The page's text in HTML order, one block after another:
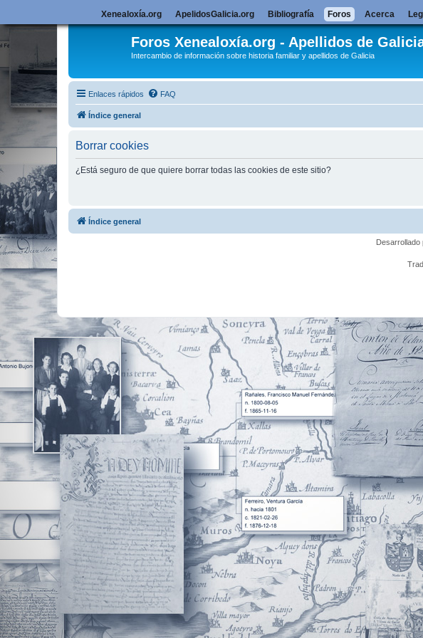
Foros Xenealoxía.org - Apellidos de
Intercambio de información sobre historia familiar y apellidos de Galicia
Enlaces rápidos FAQ
Índice general
Borrar cookies
¿Está seguro de que quiere borrar todas las cookies de este sitio?
Xenealoxía.org ApelidosGalicia.org Bibliografía Foros Acerca
Índice general
Desarrollado